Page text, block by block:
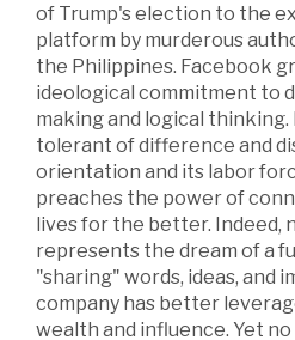
of Trump's election to the
platform by murderous
the Philippines. Facebook
ideological commitment to
making and logical
tolerant of difference and
orientation and its labor
preaches the power of
lives for the better. Indeed,
represents the dream of a
"sharing" words, ideas, and
company has better
wealth and influence. Yet